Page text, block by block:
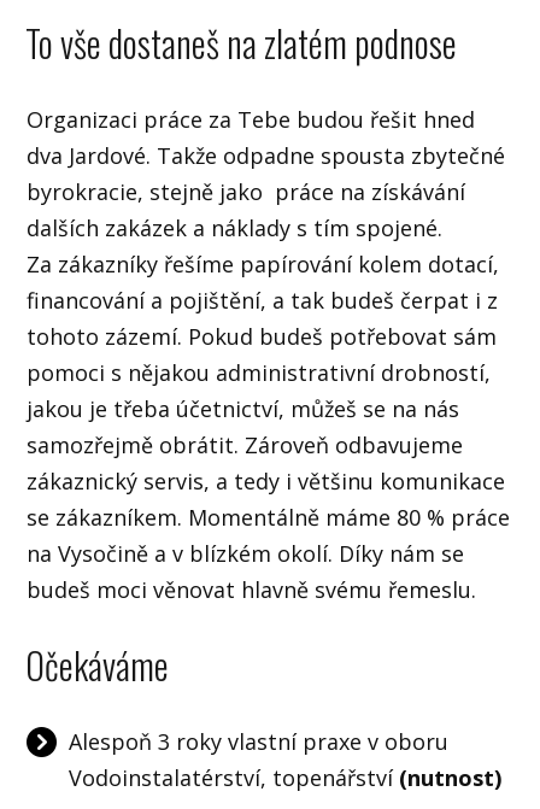
To vše dostaneš na zlatém podnose
Organizaci práce za Tebe budou řešit hned
dva Jardové. Takže odpadne spousta zbytečné
byrokracie, stejně jako práce na získávání
dalších zakázek a náklady s tím spojené.
Za zákazníky řešíme papírování kolem dotací,
financování a pojištění, a tak budeš čerpat i z
tohoto zázemí. Pokud budeš potřebovat sám
pomoci s nějakou administrativní drobností,
jakou je třeba účetnictví, můžeš se na nás
samozřejmě obrátit. Zároveň odbavujeme
zákaznický servis, a tedy i většinu komunikace
se zákazníkem. Momentálně máme 80 % práce
na Vysočině a v blízkém okolí. Díky nám se
budeš moci věnovat hlavně svému řemeslu.
Očekáváme
Alespoň 3 roky vlastní praxe v oboru
Vodoinstalatérství, topenářství (nutnost)